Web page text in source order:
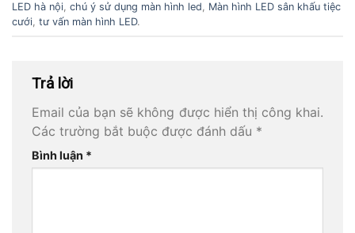
LED hà nội, chú ý sử dụng màn hình led, Màn hình LED sân khấu tiệc
cưới, tư vấn màn hình LED.
Trả lời
Email của bạn sẽ không được hiển thị công khai.
Các trường bắt buộc được đánh dấu *
Bình luận *